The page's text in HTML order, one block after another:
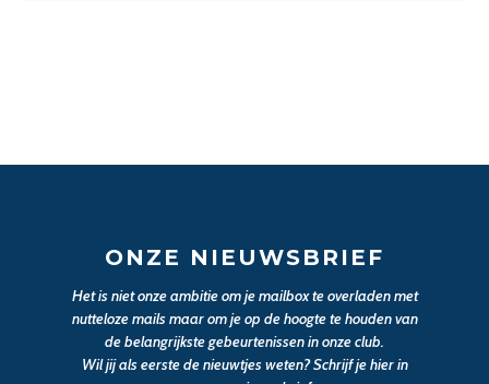
ONZE NIEUWSBRIEF
Het is niet onze ambitie om je mailbox te overladen met
nutteloze mails maar om je op de hoogte te houden van
de belangrijkste gebeurtenissen in onze club.
Wil jij als eerste de nieuwtjes weten? Schrijf je hier in